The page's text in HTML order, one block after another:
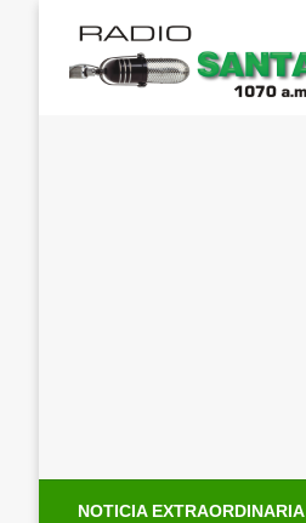
contenido
NOTICIA EXTRAORDINARIA